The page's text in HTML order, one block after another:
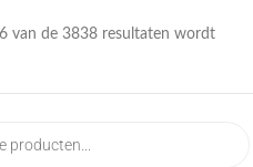
van de 3838 resultaten wordt